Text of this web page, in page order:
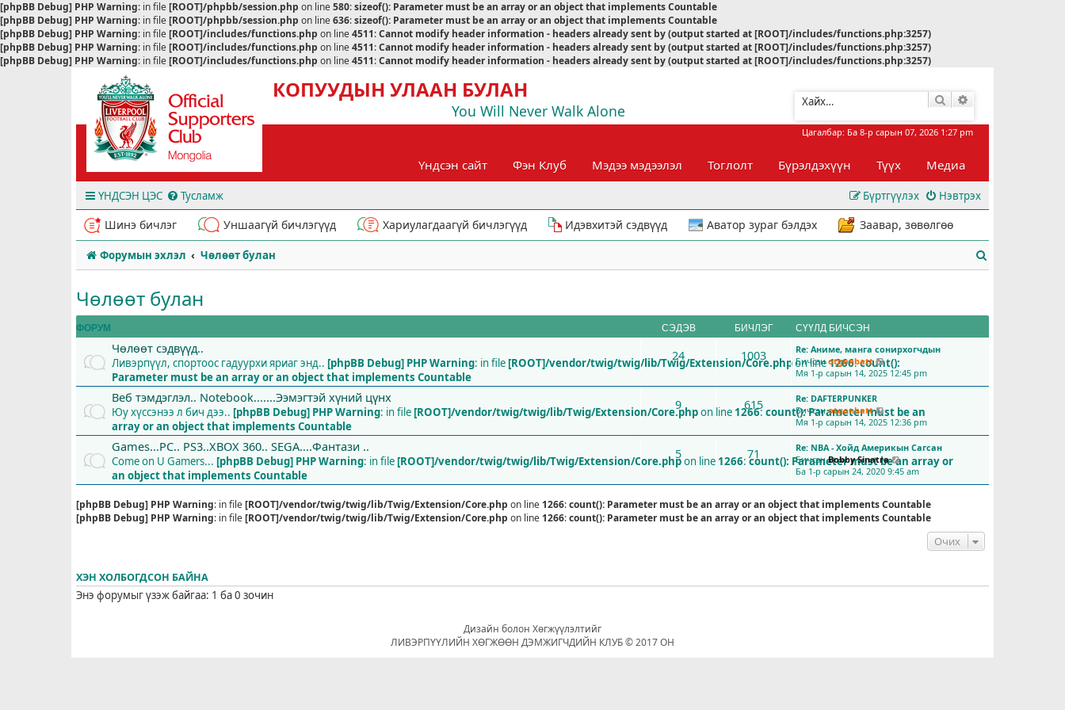
[phpBB Debug] PHP Warning: in file[ROOT]/phpbb/session.php on line580:sizeof(): Parameter must be an array or an object that implements Countable
[phpBB Debug] PHP Warning: in file[ROOT]/phpbb/session.php on line636:sizeof(): Parameter must be an array or an object that implements Countable
[phpBB Debug] PHP Warning: in file[ROOT]/includes/functions.php on line4511:Cannot modify header information - headers already sent by (output started at [ROOT]/includes/functions.php:3257)
[phpBB Debug] PHP Warning: in file[ROOT]/includes/functions.php on line4511:Cannot modify header information - headers already sent by (output started at [ROOT]/includes/functions.php:3257)
[phpBB Debug] PHP Warning: in file[ROOT]/includes/functions.php on line4511:Cannot modify header information - headers already sent by (output started at [ROOT]/includes/functions.php:3257)
КОПУУДЫН УЛААН БУЛАН
You Will Never Walk Alone
Хайлт
Цагалбар: Ба 8-р сарын 07, 2026 1:27 pm
Үндсэн сайт Фэн Клуб Мэдээ мэдээлэл Тоглолт Бүрэлдэхүүн Түүх Медиа
ҮНДСЭН ЦЭС Тусламж Нэвтрэх
Бүртгүүлэх
Шинэ бичлэг Уншаагүй бичлэгүүд Хариулагдаагүй бичлэгүүд Идэвхитэй сэдвүүд Аватор зураг бэлдэх Заавар, зөвөлгөө
Форумын эхлэл Чөлөөт булан
Чөлөөт булан
ФОРУМ СЭДЭВ БИЧЛЭГ СҮҮЛД БИЧСЭН
Чөлөөт сэдвүүд..
Ливэрпүүл, спортоос гадуурхи яриаг энд.. [phpBB Debug] PHP Warning: in file [ROOT]/vendor/twig/twig/lib/Twig/Extension/Core.phpon line1266:count():
Parameter must be an array or an object that implements Countable
24 1003
Re: Аниме, манга сонирхогчдын
Бичсэнotgonbatt
С
ү
ү
и
й
н
б
и
ч
г
ү
Мя 1-р сарын 14, 2025 12:45 pm
Веб тэмдэглэл.. Notebook.......Ээмэгтэй хүний цүнх
Юу хүссэнээ л бич дээ.. [phpBB Debug] PHP Warning: in file [ROOT]/vendor/twig/twig/lib/Twig/Extension/Core.phpon line 1266:count(): Parameter must be an
array or an object that implements Countable
9 615
Re: DAFTERPUNKER
Бичсэнotgonbatt
С
ү
ү
л
и
й
н
и
ч
э
Мя 1-р сарын 14, 2025 12:36 pm
Games...PC.. PS3..XBOX 360.. SEGA....Фантази ..
Come on U Gamers... [phpBB Debug] PHP Warning: in file [ROOT]/vendor/twig/twig/lib/Twig/Extension/Core.phpon line 1266: count(): Parameter must be an array or
an object that implements Countable
5 71
Re: NBA - Хойд Америкын Сагсан
БичсэнBobby Sinatra
С
ү
ү
и
й
Ба 1-р сарын 24, 2020 9:45 am
[phpBB Debug] PHP Warning: in file[ROOT]/vendor/twig/twig/lib/Twig/Extension/Core.php on line 1266:count(): Parameter must be an array or an object that implements Countable
[phpBB Debug] PHP Warning: in file[ROOT]/vendor/twig/twig/lib/Twig/Extension/Core.php on line 1266:count(): Parameter must be an array or an object that implements Countable
Очих
ХЭН ХОЛБОГДСОН БАЙНА
Энэ форумыг үзэж байгаа: 1 ба 0 зочин
Дизайн болон Хөгжүүлэлтийг
ЛИВЭРПҮҮЛИЙН ХӨГЖӨӨН ДЭМЖИГЧДИЙН КЛУБ © 2017 ОН